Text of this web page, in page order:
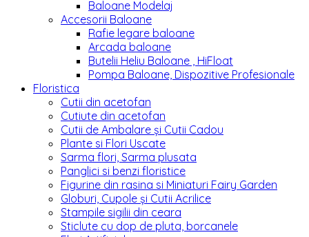
Baloane Modelaj
Accesorii Baloane
Rafie legare baloane
Arcada baloane
Butelii Heliu Baloane , HiFloat
Pompa Baloane, Dispozitive Profesionale
Floristica
Cutii din acetofan
Cutiute din acetofan
Cutii de Ambalare și Cutii Cadou
Plante si Flori Uscate
Sarma flori, Sarma plusata
Panglici si benzi floristice
Figurine din rasina si Miniaturi Fairy Garden
Globuri, Cupole și Cutii Acrilice
Stampile sigilii din ceara
Sticlute cu dop de pluta, borcanele